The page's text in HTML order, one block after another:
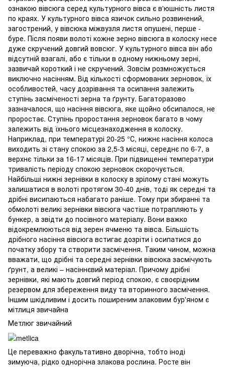
ознакою вівсюга серед культурного вівса є в'юшність листя
по краях. У культурного вівса язичок сильно розвинений,
загострений, у вівсюка міжвузля листя опушені, перше -
буре. Після появи волоті кожне зерно вівсюга в колоску несе
дуже скручений довгий вовсюг. У культурного вівса він або
відсутній взагалі, або є тільки в одному нижньому зерні,
зазвичай короткий і не скручений. Зовсім розмножується
виключно насінням. Від кількості сформованих зерновок, їх
особливостей, часу дозрівання та осипання залежить
ступінь засміченості зерна та ґрунту. Багаторазово
зазначалося, що насіння вівсюга, яке щойно обсипалося, не
проростає. Ступінь проростання зерновок багато в чому
залежить від їхнього місцезнаходження в колоску.
Наприклад, при температурі 20-25 °С, нижнє насіння колоса
виходить зі стану спокою за 2,5-3 місяці, середнє по 6-7, а
верхнє тільки за 16-17 місяців. При підвищенні температури
тривалість періоду спокою зерновок скорочується.
Найбільші нижні зернівки в колоску в зрілому стані можуть
залишатися в волоті протягом 30-40 днів, тоді як середні та
дрібні висипаються набагато раніше. Тому при збиранні та
обмолоті великі зернівки вівсюга частіше потрапляють у
бункер, а звідти до посівного матеріалу. Вони важко
відокремлюються від зерен ячменю та вівса. Більшість
дрібного насіння вівсюга встигає дозріти і осипатися до
початку збору та створити засмічення. Таким чином, можна
вважати, що дрібні та середні зернівки вівсюка засмічують
ґрунт, а великі – насіннєвий матеріал. Причому дрібні
зернівки, які мають довгий період спокою, є своєрідним
резервом для збереження виду та вторинного засмічення.
Іншим шкідливим і досить поширеним злаковим бур'яном є
мітлиця звичайна
Метлюг звичайний
Це переважно факультативно дворічна, тобто іноді
зимуюча, рідко однорічна злакова рослина. Росте він